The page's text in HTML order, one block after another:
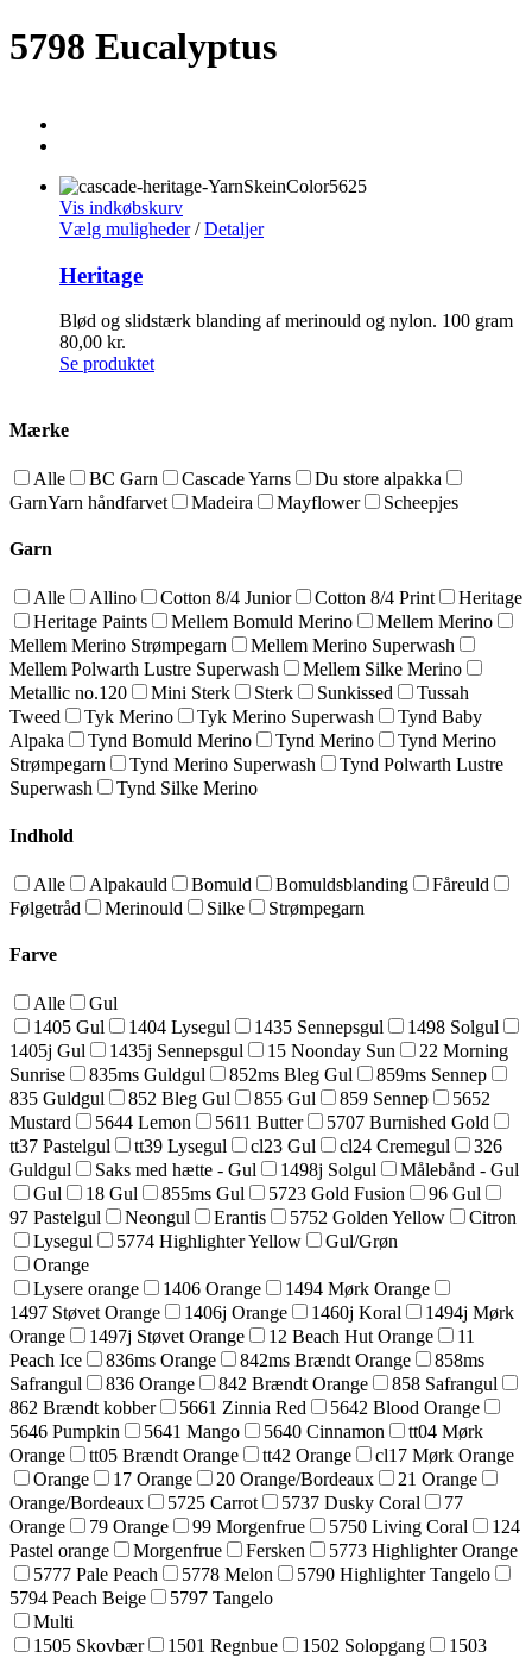
5798 Eucalyptus
Vis indkøbskurv
Vælg muligheder/ Detaljer
Heritage
Blød og slidstærk blanding af merinould og nylon. 100 gram
80,00 kr.
Se produktet
Mærke
Alle BC Garn Cascade Yarns
Du store alpakka
GarnYarn håndfarvet
Madeira Mayflower Scheepjes
Garn
Alle Allino Cotton 8/4 Junior Cotton 8/4 Print
Heritage
Heritage Paints
Mellem Bomuld Merino
Mellem Merino
Mellem Merino Strømpegarn
Mellem Merino Superwash
Mellem Polwarth Lustre Superwash
Mellem Silke Merino
Metallic no.120
Mini Sterk Sterk Sunkissed
Tussah
Tweed
Tyk Merino Tyk Merino Superwash
Tynd Baby
Alpaka
Tynd Bomuld Merino Tynd Merino
Tynd Merino
Strømpegarn
Tynd Merino Superwash
Tynd Polwarth Lustre
Superwash
Tynd Silke Merino
Indhold
Alle Alpakauld Bomuld Bomuldsblanding
Fåreuld
Følgetråd
Merinould Silke Strømpegarn
Farve
Alle
Gul
1405 Gul
1404 Lysegul 1435 Sennepsgul
1498 Solgul
1405j Gul
1435j Sennepsgul 15 Noonday Sun
22 Morning
Sunrise
835ms Guldgul 852ms Bleg Gul
859ms Sennep
835 Guldgul
852 Bleg Gul 855 Gul 859 Sennep
5652
Mustard
5644 Lemon 5611 Butter
5707 Burnished Gold
tt37 Pastelgul
tt39 Lysegul cl23 Gul cl24 Cremegul
326
Guldgul
Saks med hætte - Gul 1498j Solgul
Målebånd - Gul
Gul
18 Gul 855ms Gul 5723 Gold Fusion
96 Gul
97 Pastelgul
Neongul Erantis 5752 Golden Yellow
Citron
Lysegul
5774 Highlighter Yellow
Gul/Grøn
Orange
Lysere orange
1406 Orange
1494 Mørk Orange
1497 Støvet Orange
1406j Orange 1460j Koral
1494j Mørk
Orange
1497j Støvet Orange 12 Beach Hut Orange
11
Peach Ice
836ms Orange 842ms Brændt Orange
858ms
Safrangul
836 Orange 842 Brændt Orange
858 Safrangul
862 Brændt kobber
5661 Zinnia Red
5642 Blood Orange
5646 Pumpkin
5641 Mango 5640 Cinnamon
tt04 Mørk
Orange
tt05 Brændt Orange tt42 Orange
cl17 Mørk Orange
Orange
17 Orange 20 Orange/Bordeaux
21 Orange
Orange/Bordeaux
5725 Carrot 5737 Dusky Coral
77
Orange
79 Orange 99 Morgenfrue 5750 Living Coral
124
Pastel orange
Morgenfrue Fersken
5773 Highlighter Orange
5777 Pale Peach
5778 Melon
5790 Highlighter Tangelo
5794 Peach Beige
5797 Tangelo
Multi
1505 Skovbær
1501 Regnbue 1502 Solopgang
1503